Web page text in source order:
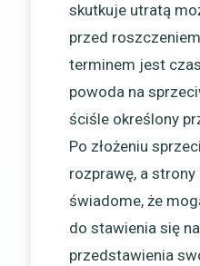
skutkuje utratą
przed
terminem jest
powoda na
ściśle określony
Po złożeniu
rozprawę, a strony
świadome, że
do stawienia się
przedstawienia